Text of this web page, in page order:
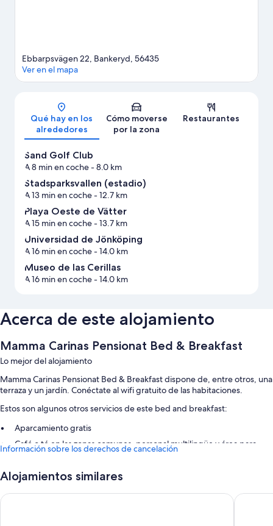
Mapa
Ebbarpsvägen 22, Bankeryd, 56435
Ver en el mapa
Qué hay en los
alrededores
Cómo moverse
por la zona
Restaurantes
Sand Golf Club
A 8 min en coche- 8.0 km
Stadsparksvallen (estadio)
A 13 min en coche- 12.7 km
Playa Oeste de Vätter
A 15 min en coche- 13.7 km
Universidad de Jönköping
A 16 min en coche- 14.0 km
Museo de las Cerillas
A 16 min en coche- 14.0 km
Acerca de este alojamiento
Mamma Carinas Pensionat Bed & Breakfast
Lo mejor del alojamiento
Mamma Carinas Pensionat Bed & Breakfast dispone de, entre otros, una
terraza y un jardín. Conéctate al wifi gratuito de las habitaciones.
Estos son algunos otros servicios de este bed and breakfast:
Aparcamiento gratis
Café o té en las zonas comunes, personal multilingüe y área para
parrillas
Características de la habitación
Todas las habitaciones de Mamma Carinas Pensionat Bed & Breakfast
Información sobre los derechos de cancelación
Alojamientos similares
Sand Golf Club